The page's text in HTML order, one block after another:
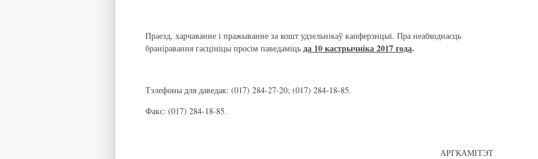
Праезд, харчаванне і пражыванне за кошт удзельнікаў канферэнцыі. Пра неабходнасць
браніравання гасцініцы просім паведаміць да 10 кастрычніка 2017 года.
Тэлефоны для даведак: (017) 284-27-20; (017) 284-18-85.
Факс: (017) 284-18-85.
АРГКАМІТЭТ